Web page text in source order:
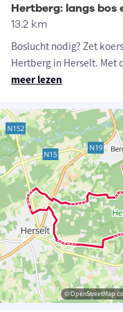
Hertberg: langs
13.2 km
Boslucht nodig? Zet
Hertberg in Herselt. Met
meer lezen
© OpenStreetMap